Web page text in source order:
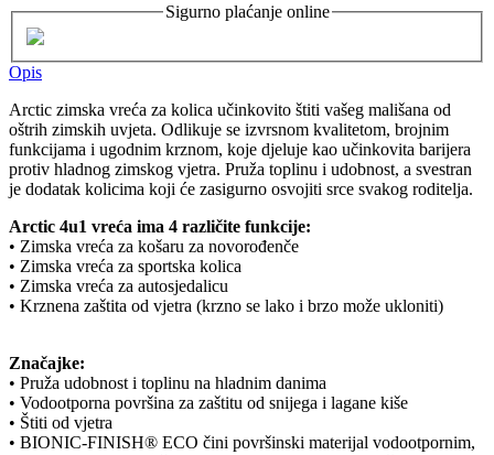
Sigurno plaćanje online
Opis
Arctic zimska vreća za kolica učinkovito štiti vašeg mališana od
oštrih zimskih uvjeta. Odlikuje se izvrsnom kvalitetom, brojnim
funkcijama i ugodnim krznom, koje djeluje kao učinkovita barijera
protiv hladnog zimskog vjetra. Pruža toplinu i udobnost, a svestran
je dodatak kolicima koji će zasigurno osvojiti srce svakog roditelja.
Arctic 4u1 vreća ima 4 različite funkcije:
• Zimska vreća za košaru za novorođenče
• Zimska vreća za sportska kolica
• Zimska vreća za autosjedalicu
• Krznena zaštita od vjetra (krzno se lako i brzo može ukloniti)
Značajke:
• Pruža udobnost i toplinu na hladnim danima
• Vodootporna površina za zaštitu od snijega i lagane kiše
• Štiti od vjetra
• BIONIC-FINISH® ECO čini površinski materijal vodootpornim,